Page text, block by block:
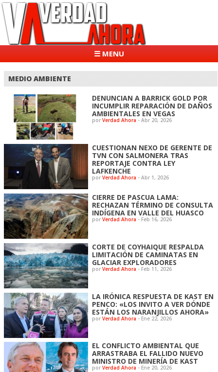
☰ MENU
MEDIO AMBIENTE
DENUNCIAN A BARRICK GOLD POR
INCUMPLIR REPARACIÓN DE DAÑOS
AMBIENTALES EN VEGAS
porVerdad Ahora - Abr 20, 2026
CUESTIONAN NEXO DE GERENTE DE
TVN CON SALMONERA TRAS
REPORTAJE CONTRA LEY
LAFKENCHE
porVerdad Ahora - Abr 1, 2026
CIERRE DE PASCUA LAMA:
RECHAZAN TÉRMINO DE CONSULTA
INDÍGENA EN VALLE DEL HUASCO
porVerdad Ahora - Feb 16, 2026
CORTE DE COYHAIQUE RESPALDA
LIMITACIÓN DE CAMINATAS EN
GLACIAR EXPLORADORES
porVerdad Ahora - Feb 11, 2026
LA IRÓNICA RESPUESTA DE KAST EN
PENCO: «LOS INVITO A VER DÓNDE
ESTÁN LOS NARANJILLOS AHORA»
porVerdad Ahora - Ene 22, 2026
EL CONFLICTO AMBIENTAL QUE
ARRASTRABA EL FALLIDO NUEVO
MINISTRO DE MINERÍA DE KAST
porVerdad Ahora - Ene 20, 2026